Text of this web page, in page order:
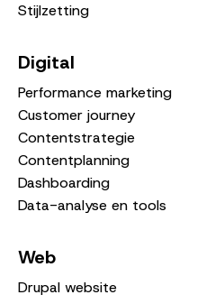
Stijlzetting
Digital
Performance marketing
Customer journey
Contentstrategie
Contentplanning
Dashboarding
Data-analyse en tools
Web
Drupal website